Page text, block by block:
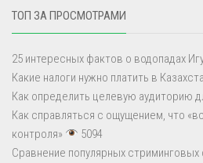
ТОП ЗА ПРОСМОТРАМИ
25 интересных фактов о водопадах
Какие налоги нужно платить в
Как определить целевую аудиторию
Как справляться с ощущением, что
контроля»
5094
Сравнение популярных